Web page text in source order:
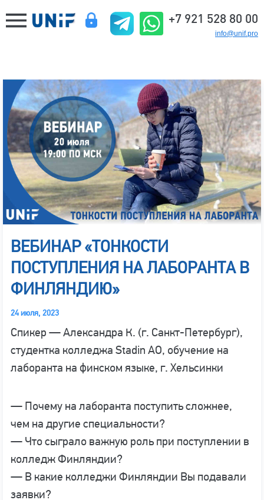
+7 921 528 80 00
info@unif.pro
ВЕБИНАР «ТОНКОСТИ
ПОСТУПЛЕНИЯ НА ЛАБОРАНТА В
ФИНЛЯНДИЮ»
24 июля, 2023
Спикер — Александра К. (г. Санкт-Петербург),
студентка колледжа Stadin AO, обучение на
лаборанта на финском языке, г. Хельсинки
— Почему на лаборанта поступить сложнее,
чем на другие специальности?
— Что сыграло важную роль при поступлении в
колледж Финляндии?
— В какие колледжи Финляндии Вы подавали
заявки?